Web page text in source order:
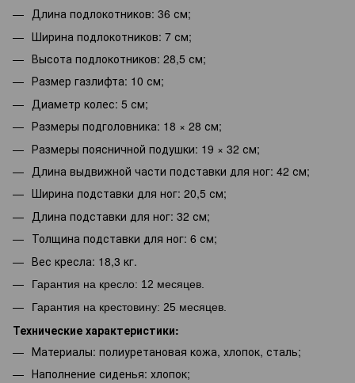
Длина подлокотников: 36 см;
Ширина подлокотников: 7 см;
Высота подлокотников: 28,5 см;
Размер газлифта: 10 см;
Диаметр колес: 5 см;
Размеры подголовника: 18 × 28 см;
Размеры поясничной подушки: 19 × 32 см;
Длина выдвижной части подставки для ног: 42 см;
Ширина подставки для ног: 20,5 см;
Длина подставки для ног: 32 см;
Толщина подставки для ног: 6 см;
Вес кресла: 18,3 кг.
Гарантия на кресло: 12 месяцев.
Гарантия на крестовину: 25 месяцев.
Технические характеристики:
Материалы: полиуретановая кожа, хлопок, сталь;
Наполнение сиденья: хлопок;